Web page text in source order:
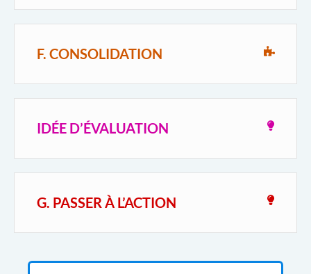
F. CONSOLIDATION
IDÉE D’ÉVALUATION
G. PASSER À L’ACTION